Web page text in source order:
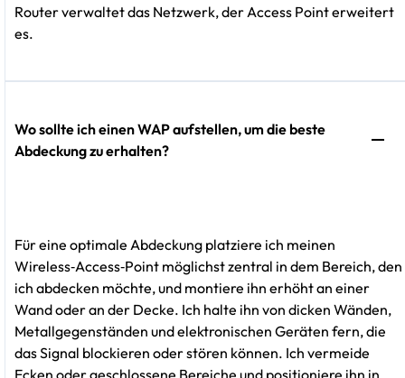
Router verwaltet das Netzwerk, der Access Point erweitert
es.
Wo sollte ich einen WAP aufstellen, um die beste
Abdeckung zu erhalten?
Für eine optimale Abdeckung platziere ich meinen
Wireless‑Access‑Point möglichst zentral in dem Bereich, den
ich abdecken möchte, und montiere ihn erhöht an einer
Wand oder an der Decke. Ich halte ihn von dicken Wänden,
Metallgegenständen und elektronischen Geräten fern, die
das Signal blockieren oder stören können. Ich vermeide
Ecken oder geschlossene Bereiche und positioniere ihn in